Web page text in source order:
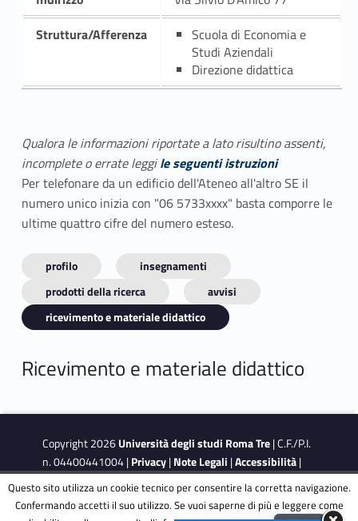
Struttura/Afferenza
Scuola di Economia e
Studi Aziendali
Direzione didattica
Qualora le informazioni riportate a lato risultino assenti,
incomplete o errate leggile seguenti istruzioni
Per telefonare da un edificio dell'Ateneo all'altro SE il
numero unico inizia con "06 5733xxxx" basta comporre le
ultime quattro cifre del numero esteso.
profilo
insegnamenti
prodotti della ricerca
avvisi
ricevimento e materiale didattico
Ricevimento e materiale didattico
Copyright 2026Università degli studi Roma Tre| C.F./P.I.
n. 04400441004 |Privacy|Note Legali |Accessibilità|
Obiettivi di accessibilità
| Dichiarazione di accessibilità
Questo sito utilizza un cookie tecnico per consentire la corretta navigazione.
Confermando accetti il suo utilizzo. Se vuoi saperne di più e leggere come